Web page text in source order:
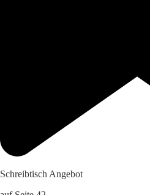
Schreibtisch Angebot